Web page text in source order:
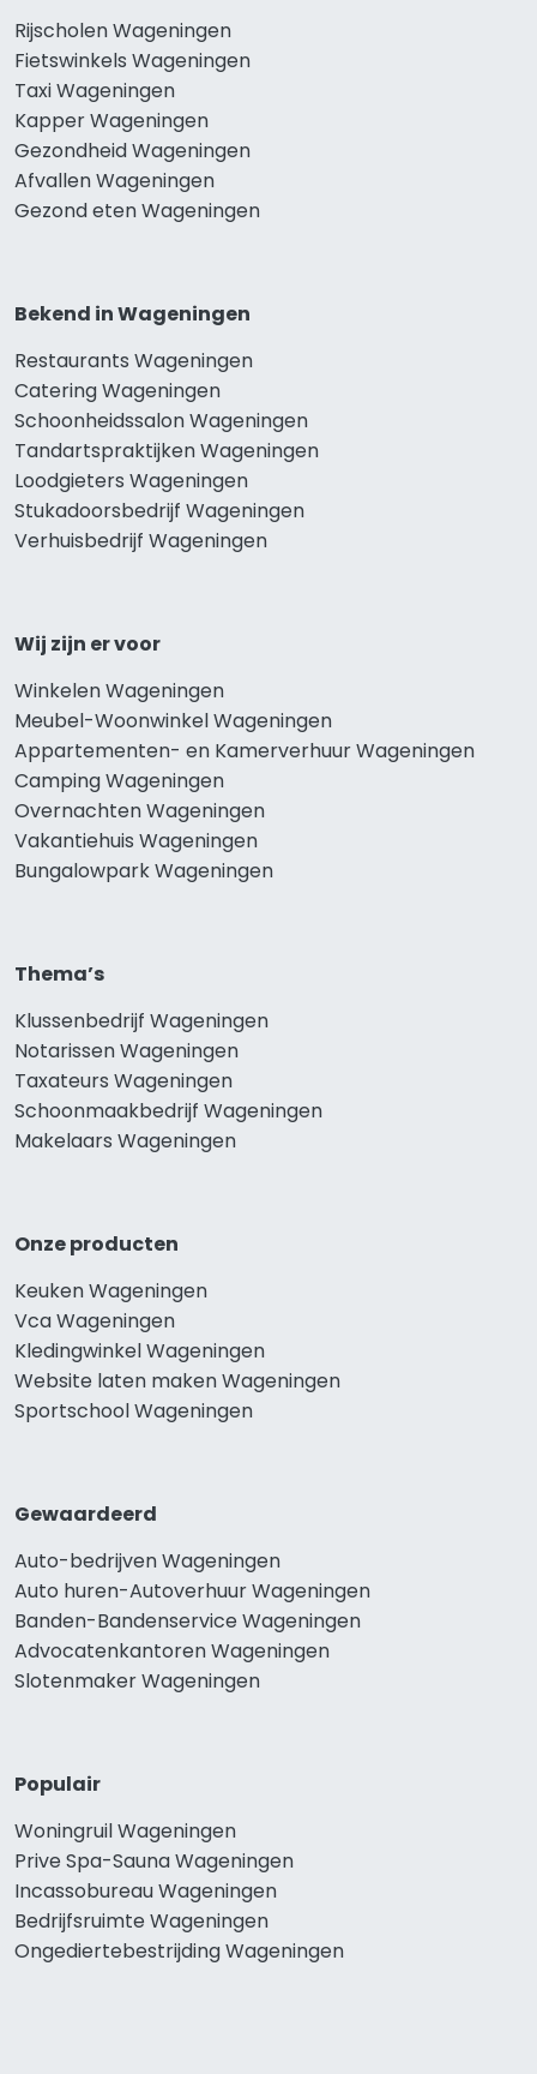
Rijscholen Wageningen
Fietswinkels Wageningen
Taxi Wageningen
Kapper Wageningen
Gezondheid Wageningen
Afvallen Wageningen
Gezond eten Wageningen
Bekend in Wageningen
Restaurants Wageningen
Catering Wageningen
Schoonheidssalon Wageningen
Tandartspraktijken Wageningen
Loodgieters Wageningen
Stukadoorsbedrijf Wageningen
Verhuisbedrijf Wageningen
Wij zijn er voor
Winkelen Wageningen
Meubel-Woonwinkel Wageningen
Appartementen- en Kamerverhuur Wageningen
Camping Wageningen
Overnachten Wageningen
Vakantiehuis Wageningen
Bungalowpark Wageningen
Thema’s
Klussenbedrijf Wageningen
Notarissen Wageningen
Taxateurs Wageningen
Schoonmaakbedrijf Wageningen
Makelaars Wageningen
Onze producten
Keuken Wageningen
Vca Wageningen
Kledingwinkel Wageningen
Website laten maken Wageningen
Sportschool Wageningen
Gewaardeerd
Auto-bedrijven Wageningen
Auto huren-Autoverhuur Wageningen
Banden-Bandenservice Wageningen
Advocatenkantoren Wageningen
Slotenmaker Wageningen
Populair
Woningruil Wageningen
Prive Spa-Sauna Wageningen
Incassobureau Wageningen
Bedrijfsruimte Wageningen
Ongediertebestrijding Wageningen